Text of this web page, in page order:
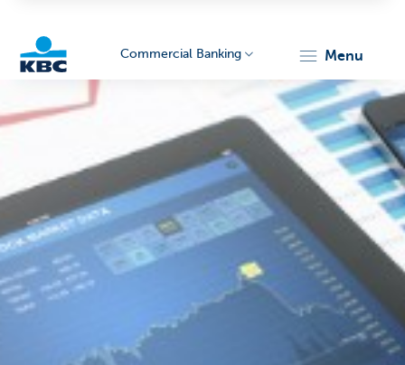
Corporate
Commercial Banking menu